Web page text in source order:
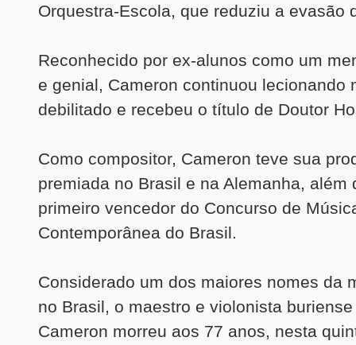
Orquestra-Escola, que reduziu a evasão
Reconhecido por ex-alunos como um
e genial, Cameron continuou lecionando
debilitado e recebeu o título de Doutor
Como compositor, Cameron teve sua
premiada no Brasil e na Alemanha, além
primeiro vencedor do Concurso de
Contemporânea do Brasil.
Considerado um dos maiores nomes da
no Brasil, o maestro e violonista
Cameron morreu aos 77 anos, nesta